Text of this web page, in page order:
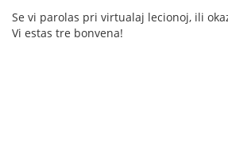
Se vi parolas pri virtualaj lecionoj, ili
Vi estas tre bonvena!